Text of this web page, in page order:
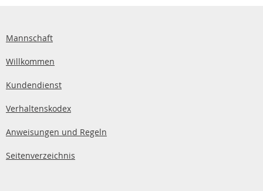
Mannschaft
Willkommen
Kundendienst
Verhaltenskodex
Anweisungen und Regeln
Seitenverzeichnis